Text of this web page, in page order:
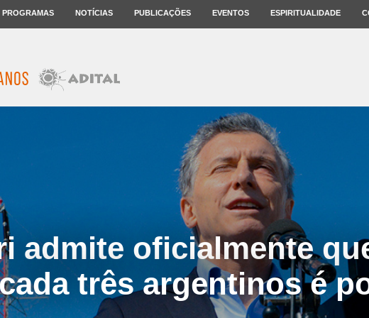
PROGRAMAS NOTÍCIAS PUBLICAÇÕES EVENTOS ESPIRITUALIDADE
admite oficialmente
três argentinos é